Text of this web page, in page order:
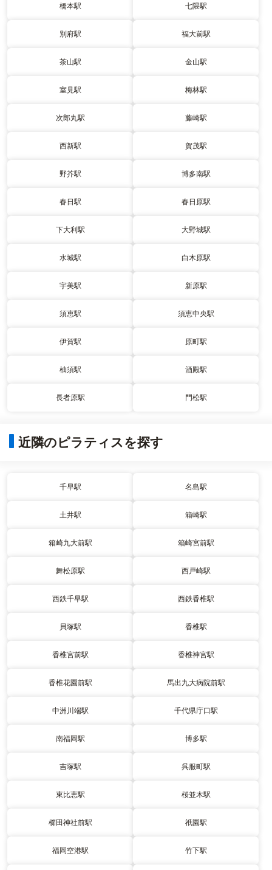
橋本駅 七隈駅
別府駅 福大前駅
茶山駅 金山駅
室見駅 梅林駅
次郎丸駅 藤崎駅
西新駅 賀茂駅
野芥駅 博多南駅
春日駅 春日原駅
下大利駅 大野城駅
水城駅 白木原駅
宇美駅 新原駅
須恵駅 須恵中央駅
伊賀駅 原町駅
柚須駅 酒殿駅
長者原駅 門松駅
近隣のピラティスを探す
千早駅 名島駅
土井駅 箱崎駅
箱崎九大前駅 箱崎宮前駅
舞松原駅 西戸崎駅
西鉄千早駅 西鉄香椎駅
貝塚駅 香椎駅
香椎宮前駅 香椎神宮駅
香椎花園前駅 馬出九大病院前駅
中洲川端駅 千代県庁口駅
南福岡駅 博多駅
吉塚駅 呉服町駅
東比恵駅 桜並木駅
櫛田神社前駅 祇園駅
福岡空港駅 竹下駅